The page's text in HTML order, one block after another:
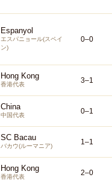
Espanyol
エスパニョール(スペイ
ン)
0–0
Hong Kong
香港代表 3–1
China
中国代表 0–1
SC Bacau
バカウ(ルーマニア) 1–1
Hong Kong
香港代表 2–0